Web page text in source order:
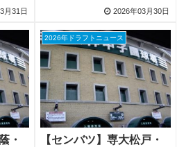
3年
月31日 2026年03月30日
・
2026年ドラフトニュース
【センバツ】専大松戸・